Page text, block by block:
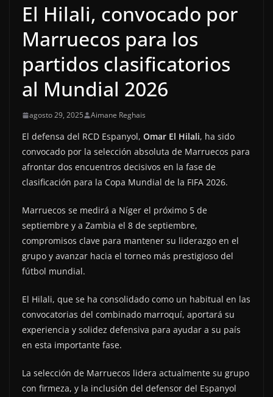
El Hilali, convocado por
Marruecos para los
partidos clasificatorios
al Mundial 2026
agosto 29, 2025 Aimane Reghais
El defensa del RCD Espanyol, Omar El Hilali, ha sido
convocado por la selección absoluta de Marruecos para
afrontar dos encuentros decisivos en la fase de
clasificación para la Copa Mundial de la FIFA 2026.
Marruecos se medirá a Níger el próximo 5 de
septiembre y a Zambia el 8 de septiembre,
compromisos clave para mantener su liderazgo en el
grupo y avanzar hacia el torneo más prestigioso del
fútbol mundial.
El Hilali, que se ha consolidado como un habitual en las
convocatorias del combinado marroquí, aportará su
experiencia y solidez defensiva para ayudar a su país
en esta importante fase.
La selección de Marruecos lidera actualmente su grupo
con firmeza, y la inclusión del defensor del Espanyol